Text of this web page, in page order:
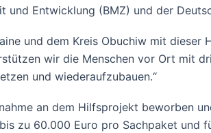
Entwicklung (BMZ) und der
und dem Kreis Obuchiw mit
wir die Menschen vor Ort mit
und wiederaufzubauen.“
an dem Hilfsprojekt beworben
zu 60.000 Euro pro Sachpaket und